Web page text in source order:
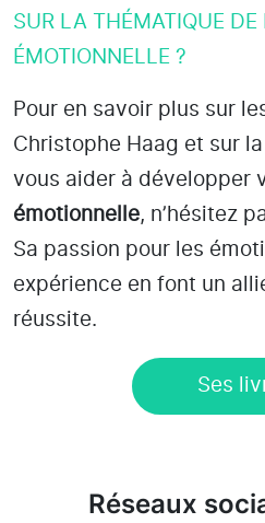
SUR LA THÉMATIQUE DE
ÉMOTIONNELLE ?
Pour en savoir plus sur
Christophe Haag et sur
vous aider à développer
émotionnelle, n’hésitez
Sa passion pour les
expérience en font un
réussite.
Ses
Réseaux